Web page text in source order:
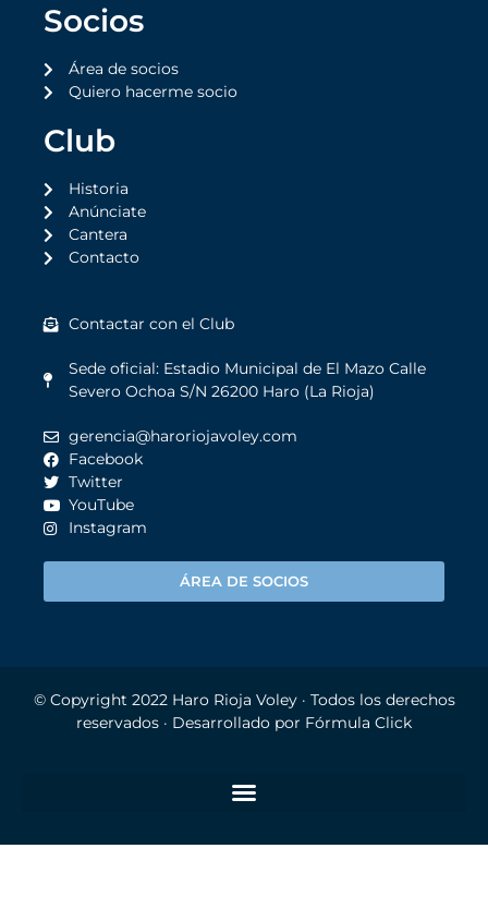
Socios
Área de socios
Quiero hacerme socio
Club
Historia
Anúnciate
Cantera
Contacto
Contactar con el Club
Sede oficial: Estadio Municipal de El Mazo Calle
Severo Ochoa S/N 26200 Haro (La Rioja)
gerencia@haroriojavoley.com
Facebook
Twitter
YouTube
Instagram
ÁREA DE SOCIOS
© Copyright 2022 Haro Rioja Voley· Todos los derechos
reservados · Desarrollado por Fórmula Click